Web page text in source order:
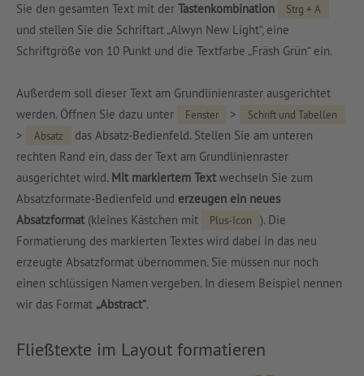
Sie den gesamten Text mit der Tastenkombination Strg + A
und stellen Sie die Schriftart „Alwyn New Light“, eine
Schriftgröße von 10 Punkt und die Textfarbe „Fräsh Grün“ ein.
Außerdem soll dieser Text am Grundlinienraster ausgerichtet
werden. Öffnen Sie dazu unter
Fenster > Schrift und Tabellen
> Absatz
das Absatz-Bedienfeld. Stellen Sie am unteren
rechten Rand ein, dass der Text am Grundlinienraster
ausgerichtet wird. Mit markiertem Text wechseln Sie zum
Absatzformate-Bedienfeld und erzeugen ein neues
Absatzformat (kleines Kästchen mit Plus-Icon
). Die
Formatierung des markierten Textes wird dabei in das neu
erzeugte Absatzformat übernommen. Sie müssen nur noch
einen schlüssigen Namen vergeben. In diesem Beispiel nennen
wir das Format „Abstract“.
Fließtexte im Layout formatieren